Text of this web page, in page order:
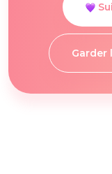
Garder